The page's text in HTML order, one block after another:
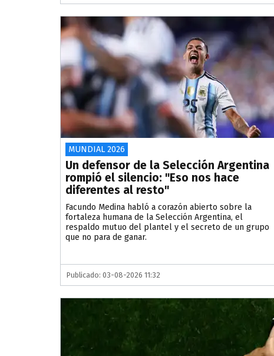
MUNDIAL 2026
Un defensor de la Selección Argentina
rompió el silencio: "Eso nos hace
diferentes al resto"
Facundo Medina habló a corazón abierto sobre la
fortaleza humana de la Selección Argentina, el
respaldo mutuo del plantel y el secreto de un grupo
que no para de ganar.
Publicado: 03-08-2026 11:32